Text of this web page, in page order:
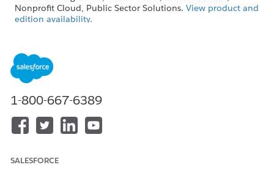
Nonprofit Cloud, Public Sector Solutions. View product and
edition availability.
Intelligent Document Reader add-on license.
To edit Intelligent
From Setup, in the Quick Find box, enter
ClickEdit
1-800-667-6389
SALESFORCE